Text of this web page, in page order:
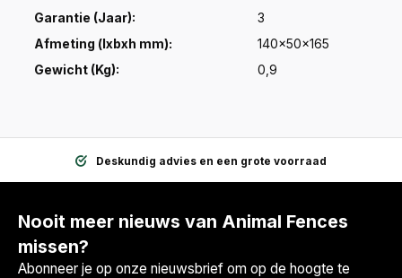
Garantie (Jaar):
3
Afmeting (lxbxh mm):
140x50x165
Gewicht (Kg):
0,9
Deskundig advies en een grote voorraad
Nooit meer nieuws van Animal Fences
missen?
Abonneer je op onze nieuwsbrief om op de hoogte te